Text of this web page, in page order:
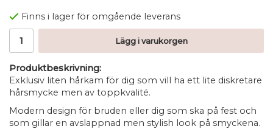
Finns i lager för omgående leverans
Lägg i varukorgen
Produktbeskrivning:
Exklusiv liten hårkam för dig som vill ha ett lite diskretare
hårsmycke men av toppkvalité.
Modern design för bruden eller dig som ska på fest och
som gillar en avslappnad men stylish look på smyckena.